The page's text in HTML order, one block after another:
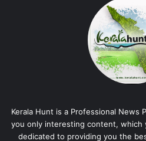
Kerala Hunt is a Professional News
you only interesting content, which
dedicated to providing you the